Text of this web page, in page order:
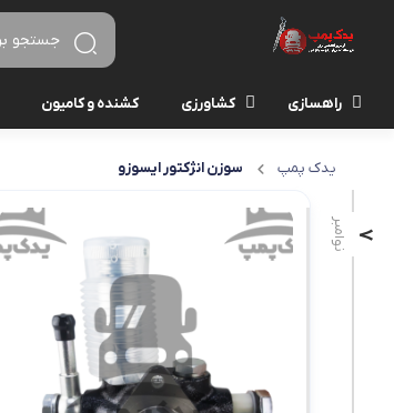
راهسازی کشاورزی کشنده و کامیون
یدک پمپ سوزن انژکتور ایسوزو
7 نوامبر